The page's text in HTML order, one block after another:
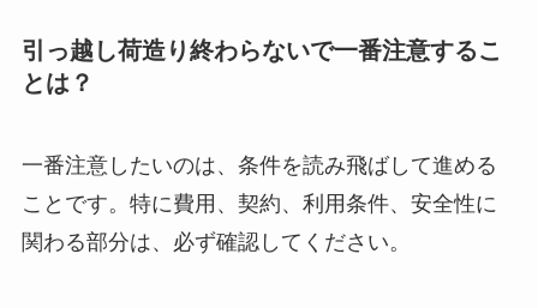
引っ越し荷造り終わらないで一番注意するこ
とは？
一番注意したいのは、条件を読み飛ばして進める
ことです。特に費用、契約、利用条件、安全性に
関わる部分は、必ず確認してください。